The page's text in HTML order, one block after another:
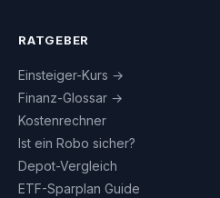
RATGEBER
Einsteiger-Kurs →
Finanz-Glossar →
Kostenrechner
Ist ein Robo sicher?
Depot-Vergleich
ETF-Sparplan Guide